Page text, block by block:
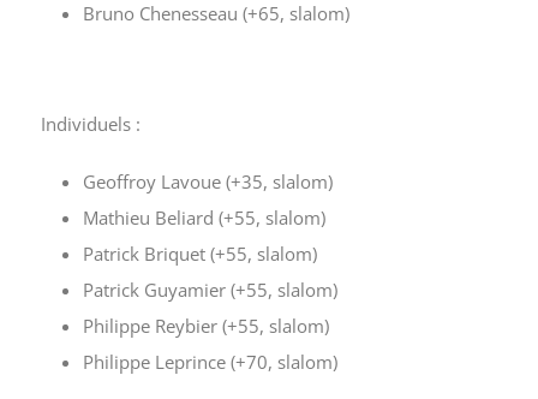
Bruno Chenesseau (+65, slalom)
Individuels :
Geoffroy Lavoue (+35, slalom)
Mathieu Beliard (+55, slalom)
Patrick Briquet (+55, slalom)
Patrick Guyamier (+55, slalom)
Philippe Reybier (+55, slalom)
Philippe Leprince (+70, slalom)